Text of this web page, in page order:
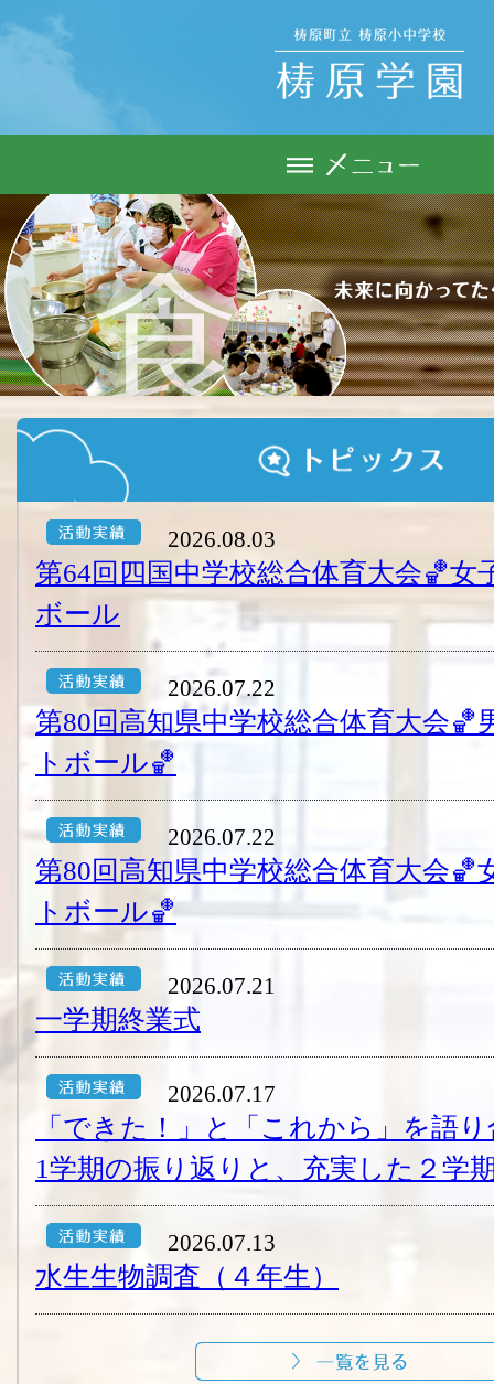
2026.08.03
第64回四国中学校総合体育大会🏀女
ボール
2026.07.22
第80回高知県中学校総合体育大会🏀
トボール🏀
2026.07.22
第80回高知県中学校総合体育大会🏀
トボール🏀
2026.07.21
一学期終業式
2026.07.17
「できた！」と「これから」を語
1学期の振り返りと、充実した２学
2026.07.13
水生生物調査（４年生）